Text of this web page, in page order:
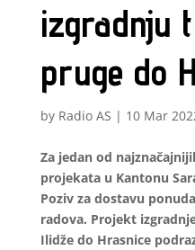
izgradnju
pruge do
by Radio AS | 10 Mar
Za jedan od
projekata u Kantonu
Poziv za dostavu
radova. Projekt
Ilidže do Hrasnice